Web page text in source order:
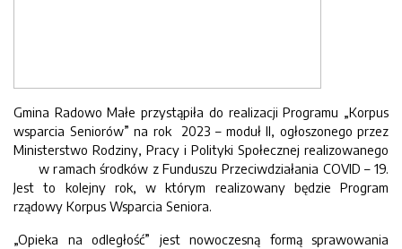
Gmina Radowo Małe przystąpiła do realizacji Programu „Korpus
wsparcia Seniorów” na rok 2023 – moduł II, ogłoszonego przez
Ministerstwo Rodziny, Pracy i Polityki Społecznej realizowanego
w ramach środków z Funduszu Przeciwdziałania COVID – 19.
Jest to kolejny rok, w którym realizowany będzie Program
rządowy Korpus Wsparcia Seniora.
„Opieka na odległość” jest nowoczesną formą sprawowania